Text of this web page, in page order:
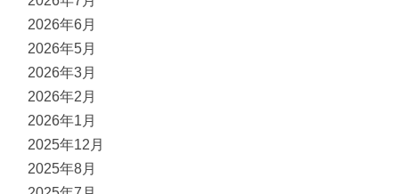
2026年6月
2026年5月
2026年3月
2026年2月
2026年1月
2025年12月
2025年8月